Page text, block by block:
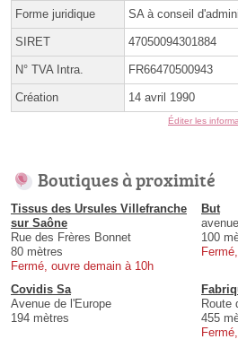
Forme juridique SA à conseil
SIRET 47050094301884
N° TVA Intra. FR66470500943
Création 14 avril 1990
Éditer les
Boutiques à proximité
Tissus des Ursules Villefranche
sur Saône
Rue des Frères Bonnet
80 mètres
Fermé, ouvre demain à 10h
But
100
Covidis Sa
Avenue de l'Europe
194 mètres
Route
455